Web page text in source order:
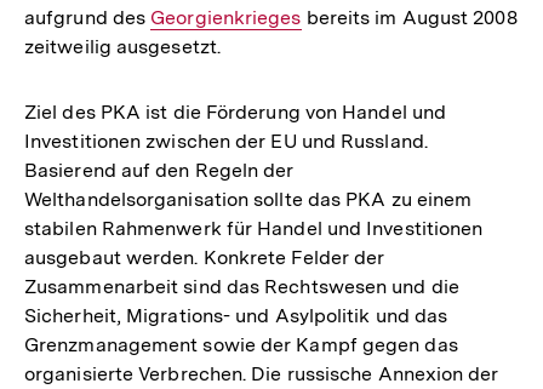
aufgrund des Interner
Link:
Georgienkrieges bereits im August 2008
zeitweilig ausgesetzt.
Ziel des PKA ist die Förderung von Handel und
Investitionen zwischen der EU und Russland.
Basierend auf den Regeln der
Welthandelsorganisation sollte das PKA zu einem
stabilen Rahmenwerk für Handel und Investitionen
ausgebaut werden. Konkrete Felder der
Zusammenarbeit sind das Rechtswesen und die
Sicherheit, Migrations- und Asylpolitik und das
Grenzmanagement sowie der Kampf gegen das
organisierte Verbrechen. Die russische Annexion der